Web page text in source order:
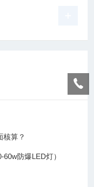
核算？
防爆LED灯）